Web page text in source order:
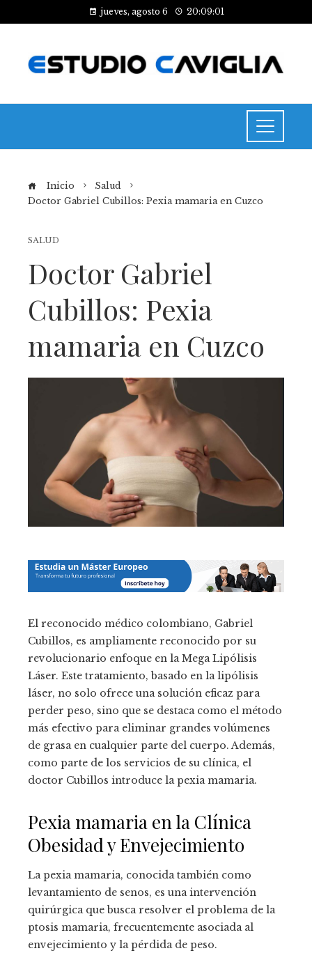
jueves, agosto 6 20:09:02
Inicio
Salud
Doctor Gabriel Cubillos: Pexia mamaria en Cuzco
SALUD
Doctor Gabriel
Cubillos: Pexia
mamaria en Cuzco
El reconocido médico colombiano, Gabriel
Cubillos, es ampliamente reconocido por su
revolucionario enfoque en la Mega Lipólisis
Láser. Este tratamiento, basado en la lipólisis
láser, no solo ofrece una solución eficaz para
perder peso, sino que se destaca como el método
más efectivo para eliminar grandes volúmenes
de grasa en cualquier parte del cuerpo. Además,
como parte de los servicios de su clínica, el
doctor Cubillos introduce la pexia mamaria.
Pexia mamaria en la Clínica
Obesidad y Envejecimiento
La pexia mamaria, conocida también como
levantamiento de senos, es una intervención
quirúrgica que busca resolver el problema de la
ptosis mamaria, frecuentemente asociada al
envejecimiento y la pérdida de peso.